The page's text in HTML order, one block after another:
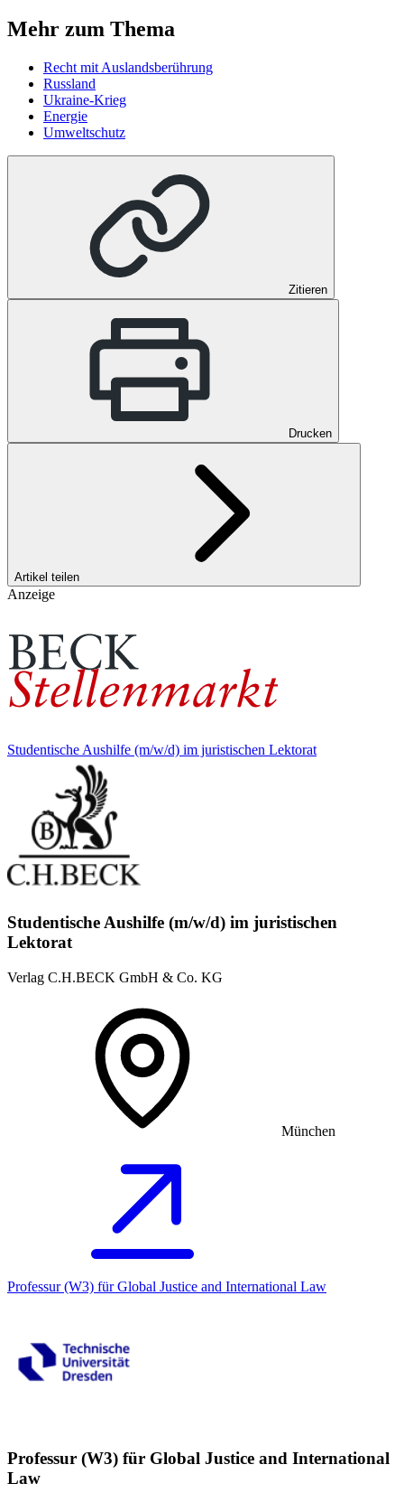
Mehr zum Thema
Recht mit Auslandsberührung
Russland
Ukraine-Krieg
Energie
Umweltschutz
Zitieren
Drucken
Artikel teilen
Anzeige
Studentische Aushilfe (m/w/d) im juristischen Lektorat
Studentische Aushilfe (m/w/d) im juristischen
Lektorat
Verlag C.H.BECK GmbH & Co. KG
München
Professur (W3) für Global Justice and International Law
Professur (W3) für Global Justice and International
Law